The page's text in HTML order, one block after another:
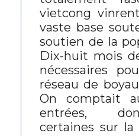
vietcong
vaste base
soutien de la
Dix-huit mois
nécessaires
réseau de
On comptait
entrées,
certaines sur